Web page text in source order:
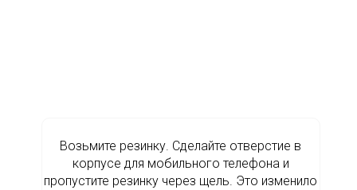
Возьмите резинку. Сделайте отверстие в
корпусе для мобильного телефона и
пропустите резинку через щель. Это изменило